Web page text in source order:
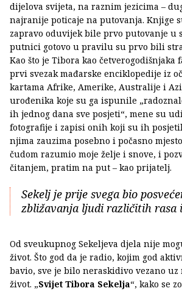
dijelova svijeta, na raznim jezicima –
najranije poticaje na putovanja. Knjige
zapravo oduvijek bile prvo putovanje u
putnici gotovo u pravilu su prvo bili
Kao što je Tibora kao četverogodišnjaka
prvi svezak mađarske enciklopedije iz
kartama Afrike, Amerike, Australije i
urođenika koje su ga ispunile
ih jednog dana sve posjeti“, mene su
fotografije i zapisi onih koji su ih
njima zauzima posebno i počasno
čudom razumio moje želje i snove, i
čitanjem, pratim na put – kao prijatelj.
Sekelj je prije svega bio
zbližavanja ljudi različitih rasa
Od sveukupnog Sekeljeva djela nije
život. Što god da je radio, kojim god
bavio, sve je bilo neraskidivo vezano
život. „Svijet Tibora Sekelja“, kako se